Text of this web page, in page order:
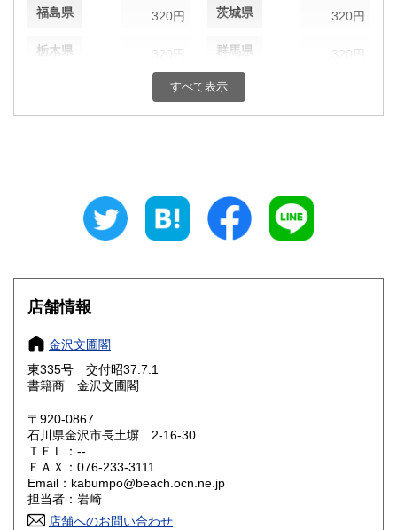
福島県 320円 茨城県 320円
栃木県 320円 群馬県 320円
320円 千葉県
320円 福井県
320円 長野県
岐阜県 320円 静岡県 320円
愛知県
滋賀県
大阪府
奈良県 320円
鳥取県 320円
岡山県 320円
すべて表示
店舗情報
金沢文圃閣
東335号 交付昭37.7.1
書籍商 金沢文圃閣
〒920-0867
石川県金沢市長土塀 2-16-30
ＴＥＬ：--
ＦＡＸ：076-233-3111
Email：kabumpo@beach.ocn.ne.jp
担当者：岩崎
店舗へのお問い合わせ